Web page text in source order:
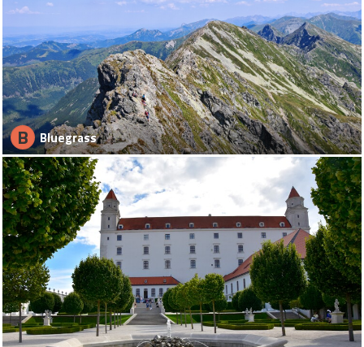
B Bluegrass